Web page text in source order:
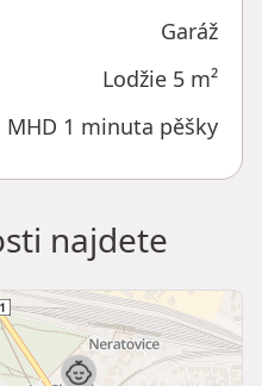
Garáž
Lodžie 5 m²
MHD 1 minuta pěšky
najdete